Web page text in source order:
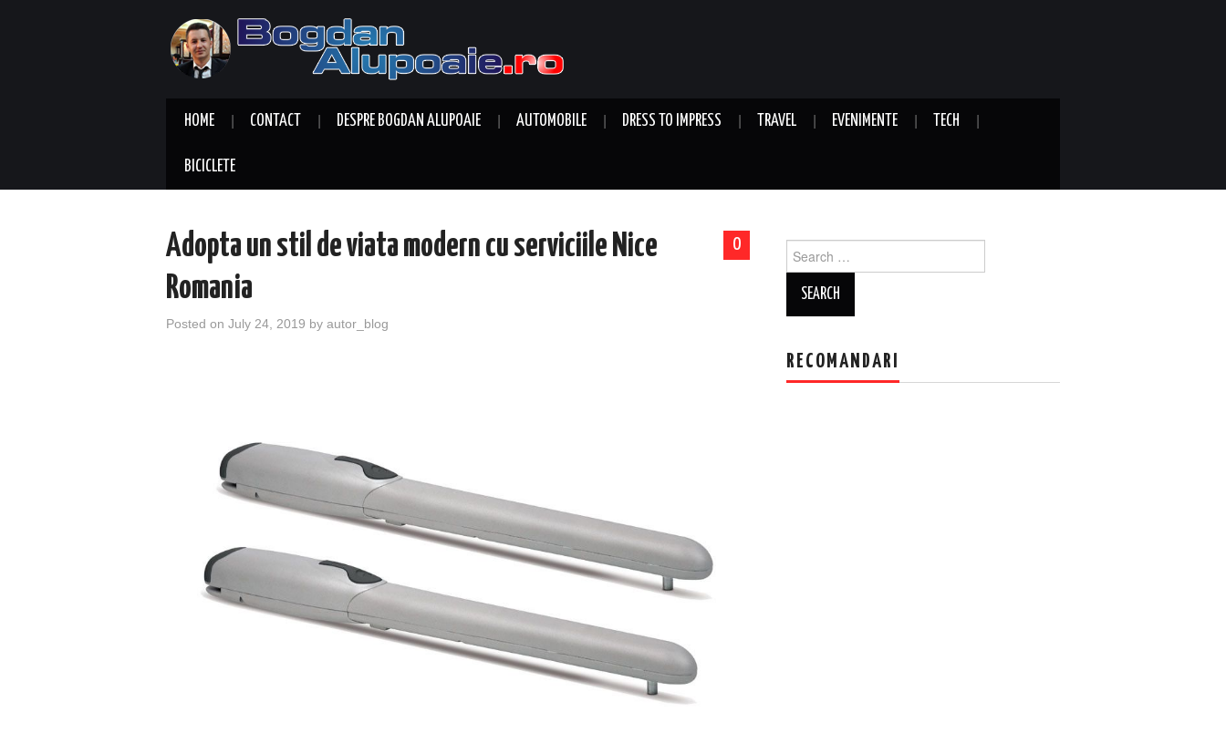
HOME CONTACT DESPRE BOGDAN ALUPOAIE AUTOMOBILE DRESS TO IMPRESS TRAVEL EVENIMENTE TECH
BICICLETE
0
Adopta un stil de viata modern cu serviciile Nice
Romania
Posted on July 24, 2019 by autor_blog
for:
RECOMANDARI